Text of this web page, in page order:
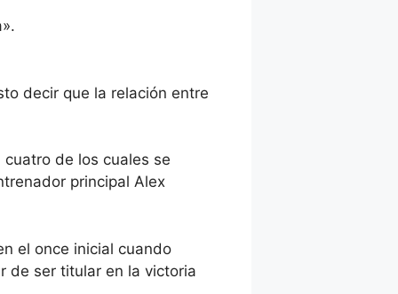
decir que la relación entre
de los cuales se
principal Alex
el once inicial cuando
de ser titular en la victoria